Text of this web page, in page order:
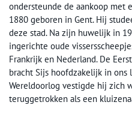
ondersteunde de aankoop met
1880 geboren in Gent. Hij
deze stad. Na zijn huwelijk in
ingerichte oude
Frankrijk en Nederland. De
bracht Sijs hoofdzakelijk in ons
Wereldoorlog vestigde hij zich
teruggetrokken als een